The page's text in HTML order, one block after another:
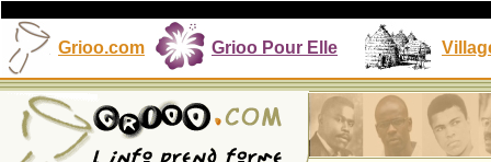
Grioo.com Grioo Pour Elle